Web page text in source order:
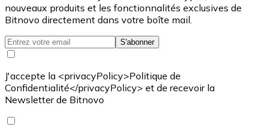
nouveaux produits et les fonctionnalités exclusives de
Bitnovo directement dans votre boîte mail.
S'abonner
J'accepte la <privacyPolicy>Politique de
Confidentialité</privacyPolicy> et de recevoir la
Newsletter de Bitnovo